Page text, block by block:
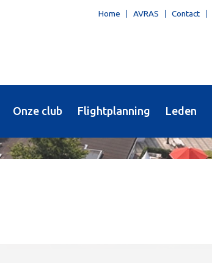
Home AVRAS Contact
Onze club Flightplanning Leden